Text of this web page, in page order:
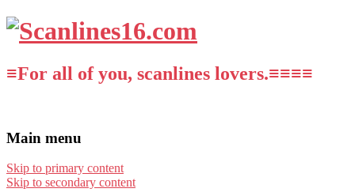
≡For all of you, scanlines lovers.≡≡≡≡
Main menu
Skip to primary content
Skip to secondary content